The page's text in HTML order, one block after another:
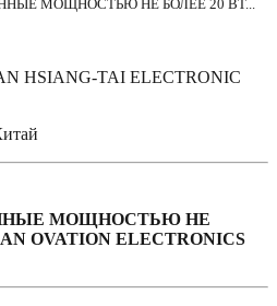
МОЩНОСТЬЮ НЕ БОЛЕЕ 20 ВТ...
HSIANG-TAI ELECTRONIC
МОЩНОСТЬЮ НЕ
OVATION ELECTRONICS